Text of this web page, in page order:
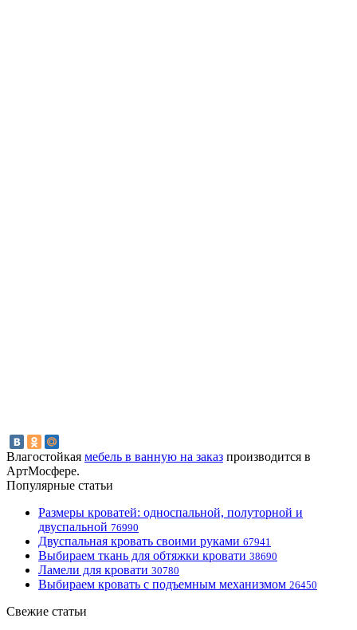
Влагостойкая мебель в ванную на заказ производится в
АртМосфере.
Популярные статьи
Размеры кроватей: односпальной, полуторной и
двуспальной 76990
Двуспальная кровать своими руками 67941
Выбираем ткань для обтяжки кровати 38690
Ламели для кровати 30780
Выбираем кровать с подъемным механизмом 26450
Свежие статьи